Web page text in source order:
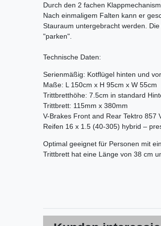
Durch den 2 fachen
Nach einmaligem Falten kann er
Stauraum untergebracht werden.
"parken".
Technische Daten:
Serienmäßig: Kotflügel hinten und
Maße: L 150cm x H 95cm x W 55cm
Trittbretthöhe: 7.5cm in standard
Trittbrett: 115mm x 380mm
V-Brakes Front and Rear Tektro 857
Reifen 16 x 1.5 (40-305) hybrid –
Optimal geeignet für Personen mit
Trittbrett hat eine Länge von 38 cm